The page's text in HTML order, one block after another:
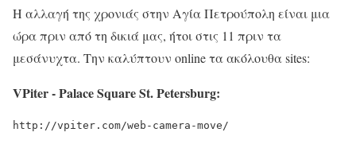
Η αλλαγή της χρονιάς στην Αγία Πετρούπολη είναι μια
ώρα πριν από τη δικιά μας, ήτοι στις 11 πριν τα
μεσάνυχτα. Την καλύπτουν online τα ακόλουθα sites:
VPiter - Palace Square St. Petersburg:
http://vpiter.com/web-camera-move/